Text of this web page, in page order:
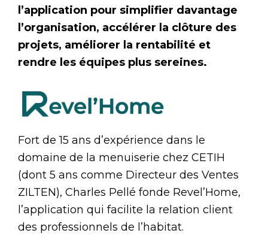
l’application pour simplifier davantage
l’organisation, accélérer la clôture des
projets, améliorer la rentabilité et
rendre les équipes plus sereines.
Fort de 15 ans d’expérience dans le
domaine de la menuiserie chez CETIH
(dont 5 ans comme Directeur des Ventes
ZILTEN), Charles Pellé fonde Revel’Home,
l’application qui facilite la relation client
des professionnels de l’habitat.